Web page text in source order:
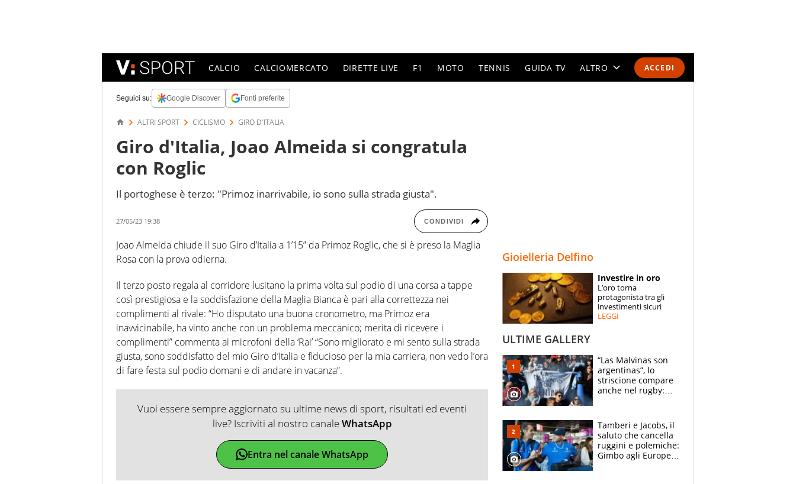
ACCEDI
CALCIO CALCIOMERCATO DIRETTE LIVE F1 MOTO TENNIS GUIDA TV ALTRO
SPECIALI
ESPERTI
Seguici su: Google Discover Fonti preferite
ALTRI SPORT CICLISMO GIRO D'ITALIA
Giro d'Italia, Joao Almeida si congratula
con Roglic
Il portoghese è terzo: "Primoz inarrivabile, io sono sulla strada giusta".
27/05/23 19:38 CONDIVIDI
Joao Almeida chiude il suo Giro d’Italia a 1’15” da Primoz Roglic, che si è preso la Maglia
Rosa con la prova odierna.
Il terzo posto regala al corridore lusitano la prima volta sul podio di una corsa a tappe
così prestigiosa e la soddisfazione della Maglia Bianca è pari alla correttezza nei
complimenti al rivale: “Ho disputato una buona cronometro, ma Primoz era
inavvicinabile, ha vinto anche con un problema meccanico; merita di ricevere i
complimenti” commenta ai microfoni della ‘Rai’ “Sono migliorato e mi sento sulla strada
giusta, sono soddisfatto del mio Giro d’Italia e fiducioso per la mia carriera, non vedo l’ora
di fare festa sul podio domani e di andare in vacanza”.
Vuoi essere sempre aggiornato su ultime news di sport, risultati ed eventi
live? Iscriviti al nostro canaleWhatsApp
Entra nel canale WhatsApp
Gioielleria Delfino
Investire in oro
L’oro torna
protagonista tra gli
investimenti sicuri
LEGGI
ULTIME GALLERY
“Las Malvinas son
argentinas”, lo
striscione compare
anche nel rugby:
un caso
Tamberi e Jacobs, il
saluto che cancella
ruggini e polemiche:
Gimbo agli Europei